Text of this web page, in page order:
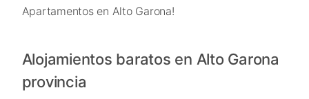
Apartamentos en Alto Garona!
Alojamientos baratos en Alto Garona
provincia